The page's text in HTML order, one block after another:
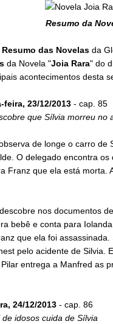
Resumo da
Resumo das Novelasda
da Novela "Joia Rara" do
acontecimentos desta
feira, 23/12/2013- cap. 85
que Sílvia morreu no
de longe o carro de
O delegado encontra
Franz que ela está morta.
nos documentos
bebê e conta para
que ela foi
pelo acidente de Silvia.
entrega a Manfred as
24/12/2013- cap. 86
idosos cuida de Sílvia